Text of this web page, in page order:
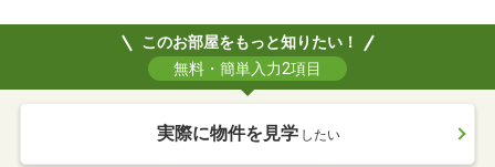
このお部屋をもっと知りたい！
無料・簡単入力2項目
実際に物件を見学 したい